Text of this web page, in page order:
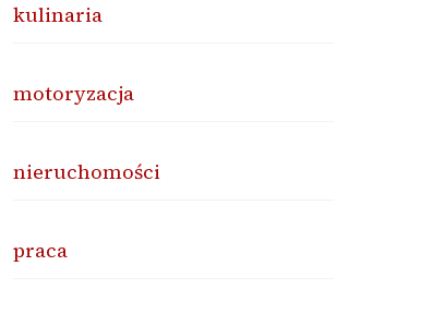
kulinaria
motoryzacja
nieruchomości
praca